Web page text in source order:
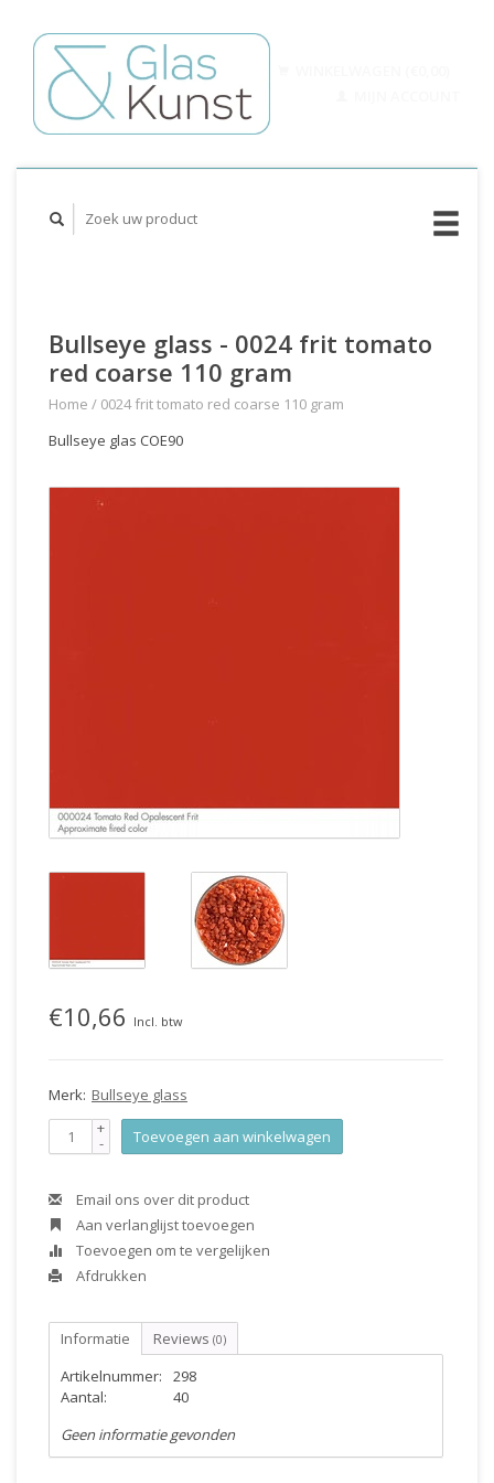
Bullseye glass - 0024 frit tomato
red coarse 110 gram
Home / 0024 frit tomato red coarse 110 gram
Bullseye glas COE90
€10,66 Incl. btw
Merk: Bullseye glass
+
- Toevoegen aan winkelwagen
Email ons over dit product
Aan verlanglijst toevoegen
Toevoegen om te vergelijken
Afdrukken
Informatie Reviews (0)
Artikelnummer:
298
Aantal:
40
Geen informatie gevonden